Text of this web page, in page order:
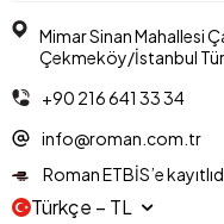
Mimar Sinan Mahallesi
Çekmeköy/İstanbul
+90 216 641 33 34
info@roman.com.tr
Roman ETBİS’e
Türkçe − TL